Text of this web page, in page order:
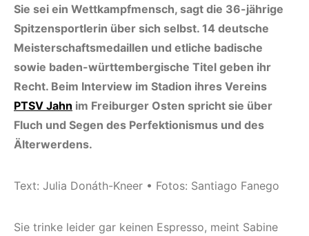
Sie sei ein Wettkampfmensch, sagt die 36-jährige
Spitzensportlerin über sich selbst. 14 deutsche
Meisterschaftsmedaillen und etliche badische
sowie baden-württembergische Titel geben ihr
Recht. Beim Interview im Stadion ihres Vereins
PTSV Jahn im Freiburger Osten spricht sie über
Fluch und Segen des Perfektionismus und des
Älterwerdens.
Text: Julia Donáth-Kneer • Fotos: Santiago Fanego
Sie trinke leider gar keinen Espresso, meint Sabine